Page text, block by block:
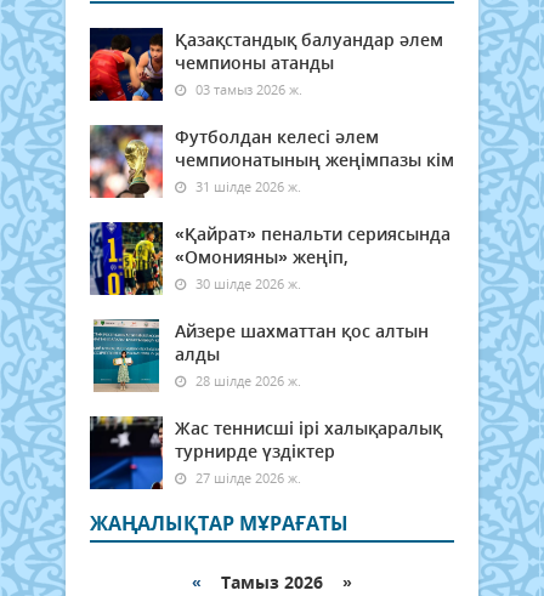
Қазақстандық балуандар әлем
чемпионы атанды
03 тамыз 2026 ж.
Футболдан келесі әлем
чемпионатының жеңімпазы кім
31 шілде 2026 ж.
«Қайрат» пенальти сериясында
«Омонияны» жеңіп,
30 шілде 2026 ж.
Айзере шахматтан қос алтын
алды
28 шілде 2026 ж.
Жас теннисші ірі халықаралық
турнирде үздіктер
27 шілде 2026 ж.
ЖАҢАЛЫҚТАР МҰРАҒАТЫ
« Тамыз 2026 »